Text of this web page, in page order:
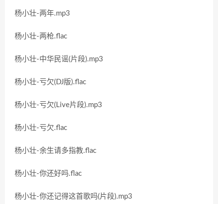
杨小壮-两年.mp3
杨小壮-两枪.flac
杨小壮-中华民谣(片段).mp3
杨小壮-亏欠(DJ版).flac
杨小壮-亏欠(Live片段).mp3
杨小壮-亏欠.flac
杨小壮-余生请多指教.flac
杨小壮-你还好吗.flac
杨小壮-你还记得这首歌吗(片段).mp3